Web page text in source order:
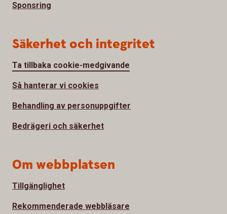
Sponsring
Säkerhet och integritet
Ta tillbaka cookie-medgivande
Så hanterar vi cookies
Behandling av personuppgifter
Bedrägeri och säkerhet
Om webbplatsen
Tillgänglighet
Rekommenderade webbläsare